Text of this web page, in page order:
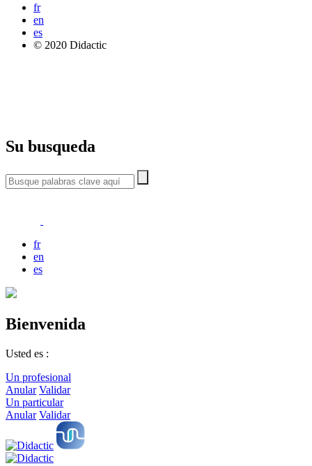
fr
en
es
© 2020 Didactic
Su busqueda
fr
en
es
Bienvenida
Usted es :
Un profesional
Anular Validar
Un particular
Anular Validar